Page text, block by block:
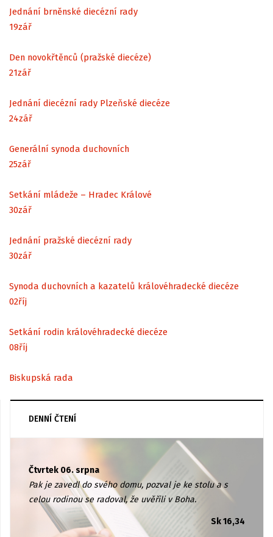
Jednání brněnské diecézní rady
19zář
Den novokřtěnců (pražské diecéze)
21zář
Jednání diecézní rady Plzeňské diecéze
24zář
Generální synoda duchovních
25zář
Setkání mládeže – Hradec Králové
30zář
Jednání pražské diecézní rady
30zář
Synoda duchovních a kazatelů královéhradecké diecéze
02říj
Setkání rodin královéhradecké diecéze
08říj
Biskupská rada
DENNÍ ČTENÍ
Čtvrtek 06. srpna
Pak je zavedl do svého domu, pozval je ke stolu a s
celou rodinou se radoval, že uvěřili v Boha.
Sk 16,34